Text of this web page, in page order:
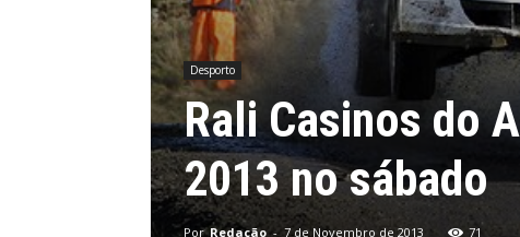
Desporto
Rali Casinos do
2013 no sábado
Por Redação - 7 de Novembro de 2013 71